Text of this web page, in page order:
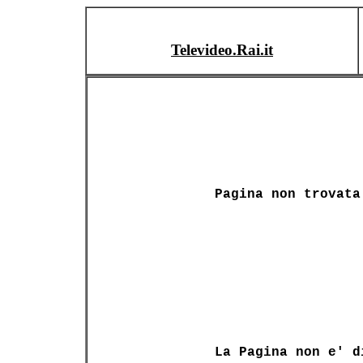
Televideo.Rai.it
Pagina non trovata
La Pagina non e'